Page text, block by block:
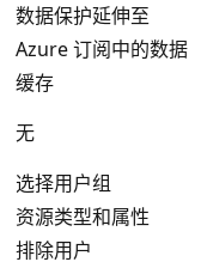
数据保护延伸至
Azure 订阅中的数据
缓存
无
选择用户组
资源类型和属性
排除用户